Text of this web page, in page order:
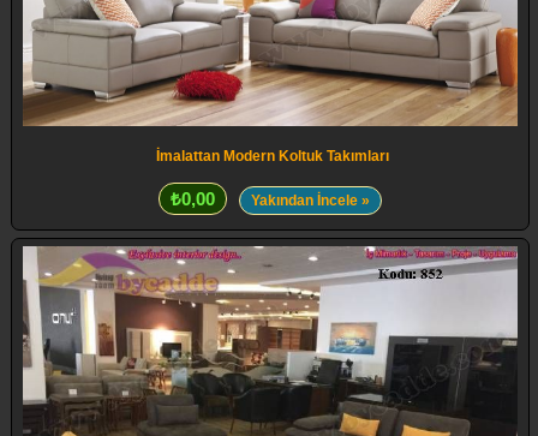
İmalattan Modern Koltuk Takımları
₺0,00 Yakından İncele »